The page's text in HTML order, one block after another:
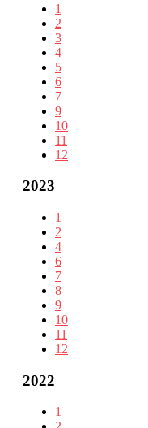
1
2
3
4
5
6
7
9
10
11
12
2023
1
2
4
6
7
8
9
10
11
12
2022
1